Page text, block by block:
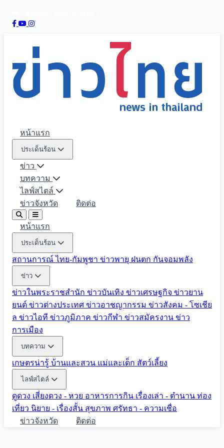
หน้าแรก
ประเด็นร้อน
ข่าว
บทความ
ไลฟ์สไตล์
ข่าวจังหวัด
ติดต่อ
หน้าแรก
ประเด็นร้อน
สถานการณ์ ไทย-กัมพูชา ข่าวพายุ ฝนตก กันจอมพลัง
ข่าว
ข่าวในพระราชสำนัก ข่าวบันเทิง ข่าวเศรษฐกิจ ข่าวยาน
ยนต์ ข่าวต่างประเทศ ข่าวอาชญากรรม ข่าวสังคม - โซเชีย
ล ข่าวไอที ข่าวภูมิภาค ข่าวกีฬา ข่าวสมัครงาน ข่าว
การเมือง
บทความ
เกษตรน่ารู้ บ้านและสวน แม่และเด็ก สัตว์เลี้ยง
ไลฟ์สไตล์
ดูดวง เสี่ยงดวง - หวย อาหารการกิน เรื่องเล่า - ตำนาน ท่อง
เที่ยว นิยาย - เรื่องสั้น สุขภาพ ศรัทธา - ความเชื่อ
ข่าวจังหวัด
ติดต่อ